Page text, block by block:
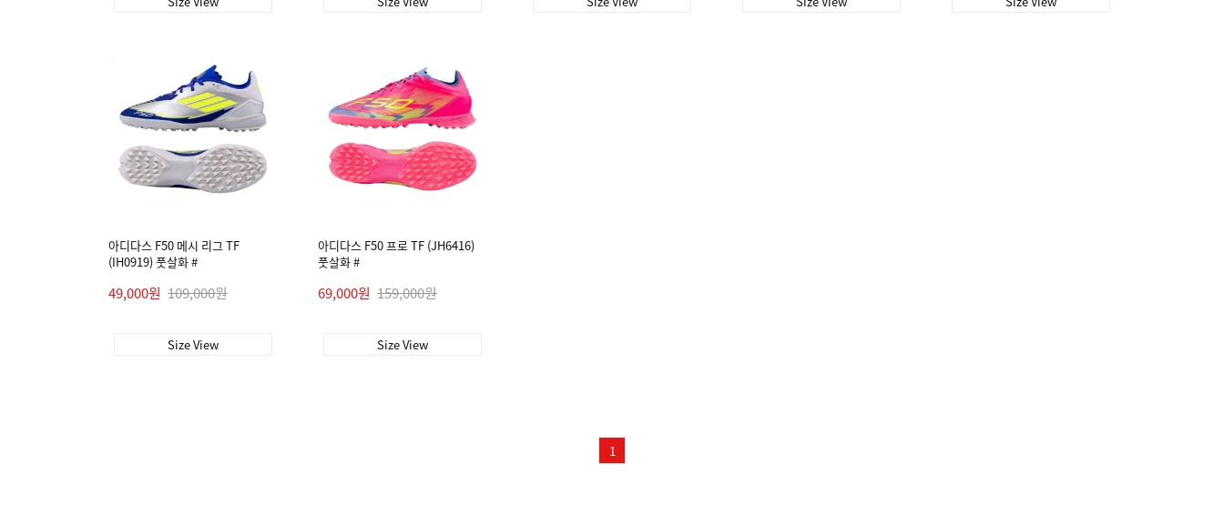
아디다스 F50 메시 리그 TF
(IH0919) 풋살화 #
49,000원 109,000원
Size View
아디다스 F50 프로 TF (JH6416)
풋살화 #
69,000원 159,000원
Size View
1